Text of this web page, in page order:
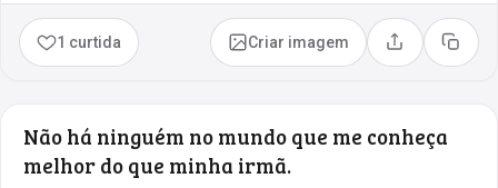
1 curtida Criar imagem Compartilhar
Copiar
Não há ninguém no mundo que me conheça
melhor do que minha irmã.